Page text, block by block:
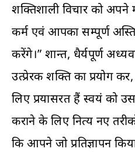
शक्तिशाली विचार को
कर्म एवं आपका सम्पूर्ण
करेंगे।” शान्त, धैर्यपूर्ण
उत्प्रेरक शक्ति का प्रयोग
लिए प्रयासरत हैं स्वयं को
कराने के लिए नित्य नए
कि आपने जो प्रतिज्ञापन